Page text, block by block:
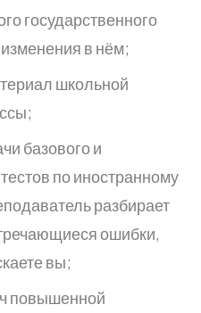
государственного
в нём;
школьной
базового и
по иностранному
разбирает
ошибки,
вы;
повышенной